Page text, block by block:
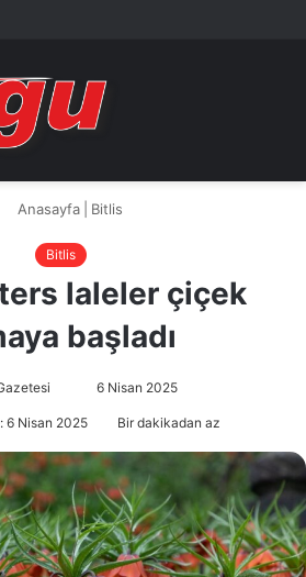
Anasayfa Bitlis
Bitlis
laleler çiçek
başladı
e-
göndermek
6 Nisan 2025
6 Nisan 2025 Bir dakikadan az